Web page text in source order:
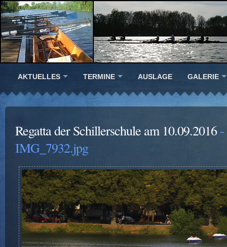
AKTUELLES TERMINE AUSLAGE GALERIE
Regatta der Schillerschule am 10.09.2016
IMG_7932.jpg